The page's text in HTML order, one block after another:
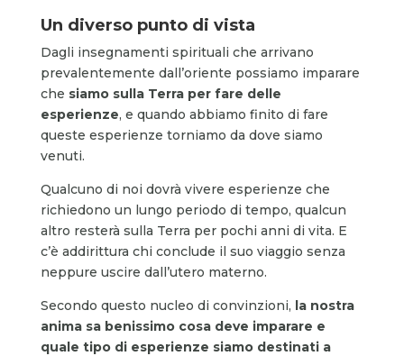
Un diverso punto di vista
Dagli insegnamenti spirituali che arrivano
prevalentemente dall’oriente possiamo imparare
che siamo sulla Terra per fare delle
esperienze, e quando abbiamo finito di fare
queste esperienze torniamo da dove siamo
venuti.
Qualcuno di noi dovrà vivere esperienze che
richiedono un lungo periodo di tempo, qualcun
altro resterà sulla Terra per pochi anni di vita. E
c’è addirittura chi conclude il suo viaggio senza
neppure uscire dall’utero materno.
Secondo questo nucleo di convinzioni, la nostra
anima sa benissimo cosa deve imparare e
quale tipo di esperienze siamo destinati a